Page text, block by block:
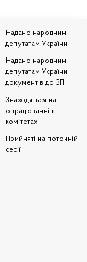
Надано народним
депутатам України
Надано народним
депутатам України
документів до ЗП
Знаходяться на
опрацюванні в
комітетах
Прийняті на поточній
сесії